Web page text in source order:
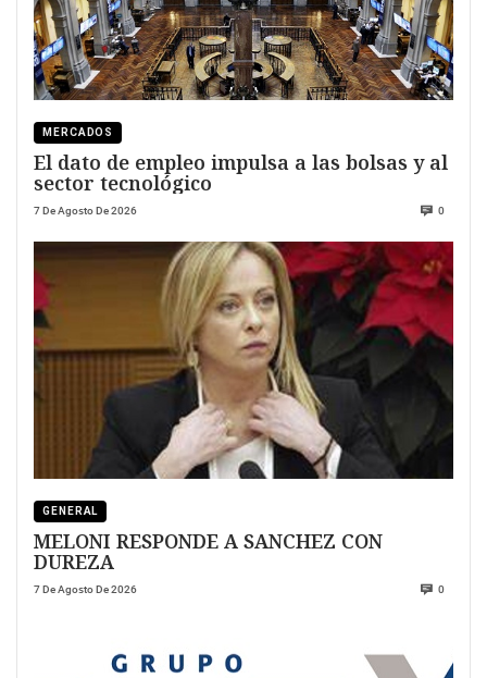
MERCADOS
El dato de empleo impulsa a las bolsas y al
sector tecnológico
7 De Agosto De 2026 0
GENERAL
MELONI RESPONDE A SANCHEZ CON
DUREZA
7 De Agosto De 2026 0